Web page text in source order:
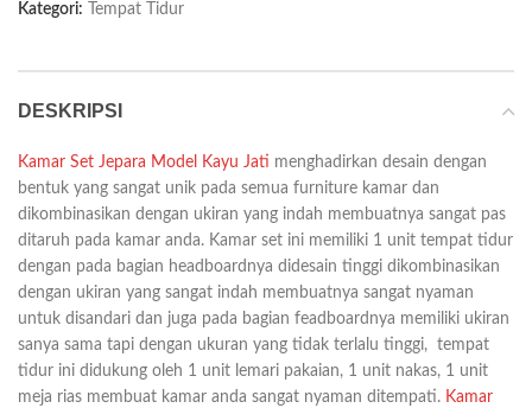
Kategori: Tempat Tidur
DESKRIPSI
Kamar Set Jepara Model Kayu Jati menghadirkan desain dengan
bentuk yang sangat unik pada semua furniture kamar dan
dikombinasikan dengan ukiran yang indah membuatnya sangat pas
ditaruh pada kamar anda. Kamar set ini memiliki 1 unit tempat tidur
dengan pada bagian headboardnya didesain tinggi dikombinasikan
dengan ukiran yang sangat indah membuatnya sangat nyaman
untuk disandari dan juga pada bagian feadboardnya memiliki ukiran
sanya sama tapi dengan ukuran yang tidak terlalu tinggi, tempat
tidur ini didukung oleh 1 unit lemari pakaian, 1 unit nakas, 1 unit
meja rias membuat kamar anda sangat nyaman ditempati. Kamar